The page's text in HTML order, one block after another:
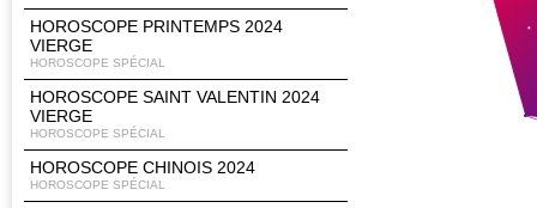
HOROSCOPE PRINTEMPS 2024
VIERGE
HOROSCOPE SPÉCIAL
HOROSCOPE SAINT VALENTIN 2024
VIERGE
HOROSCOPE SPÉCIAL
HOROSCOPE CHINOIS 2024
HOROSCOPE SPÉCIAL